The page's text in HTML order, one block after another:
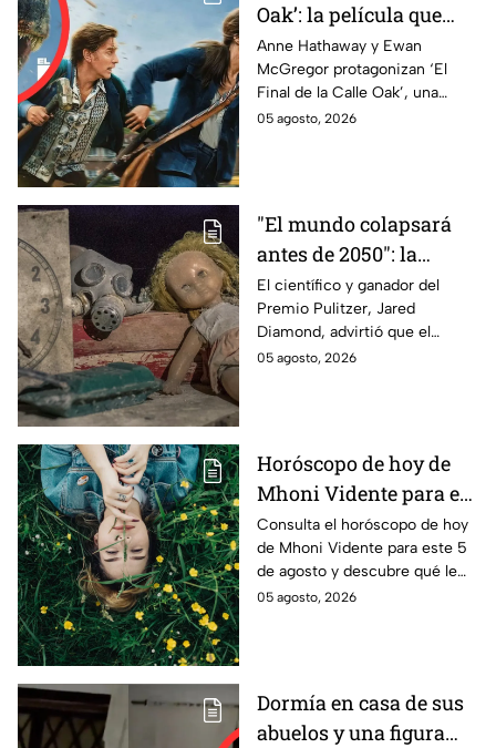
Oak’: la película que
plantea qué ocurriría si
tu vecindario
desapareciera de la
realidad | VIDEO
Anne Hathaway y Ewan
McGregor protagonizan ‘El
Final de la Calle Oak’, una
historia de supervivencia que
05 agosto, 2026
"El mundo colapsará
antes de 2050": la
alarmante advertencia
de un científico
ganador del Pulitzer
El científico y ganador del
Premio Pulitzer, Jared
Diamond, advirtió que el
mundo podría enfrentar un
05 agosto, 2026
Horóscopo de hoy de
Mhoni Vidente para el
miércoles 5 de agosto
¡No desistas!
Consulta el horóscopo de hoy
de Mhoni Vidente para este 5
de agosto y descubre qué le
espera a tu signo en amor,
05 agosto, 2026
Dormía en casa de sus
abuelos y una figura